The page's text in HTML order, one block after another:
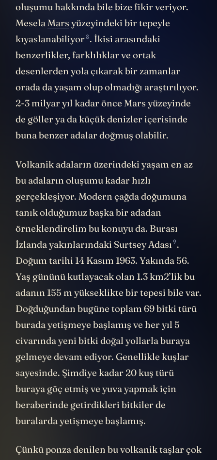
oluşumu hakkında bile bize fikir veriyor.
MeselaMars yüzeyindeki bir tepeyle
kıyaslanabiliyor8. İkisi arasındaki
benzerlikler, farklılıklar ve ortak
desenlerden yola çıkarak bir zamanlar
orada da yaşam olup olmadığı araştırılıyor.
2-3 milyar yıl kadar önce Mars yüzeyinde
de göller ya da küçük denizler içerisinde
buna benzer adalar doğmuş olabilir.
Volkanik adaların üzerindeki yaşam en az
bu adaların oluşumu kadar hızlı
gerçekleşiyor. Modern çağda doğumuna
tanık olduğumuz başka bir adadan
örneklendirelim bu konuyu da. Burası
İzlanda yakınlarındaki Surtsey Adası 9.
Doğum tarihi 14 Kasım 1963. Yakında 56.
Yaş gününü kutlayacak olan 1.3 km2’lik bu
adanın 155 m yükseklikte bir tepesi bile var.
Doğduğundan bugüne toplam 69 bitki türü
burada yetişmeye başlamış ve her yıl 5
civarında yeni bitki doğal yollarla buraya
gelmeye devam ediyor. Genellikle kuşlar
sayesinde. Şimdiye kadar 20 kuş türü
buraya göç etmiş ve yuva yapmak için
beraberinde getirdikleri bitkiler de
buralarda yetişmeye başlamış.
Çünkü ponza denilen bu volkanik taşlar çok